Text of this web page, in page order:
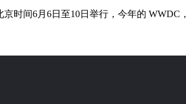
京时间6月6日至10日举行，今年的